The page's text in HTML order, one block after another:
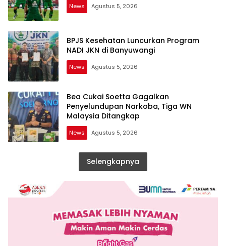
News Agustus 5, 2026
BPJS Kesehatan Luncurkan Program
NADI JKN di Banyuwangi
News Agustus 5, 2026
Bea Cukai Soetta Gagalkan
Penyelundupan Narkoba, Tiga WN
Malaysia Ditangkap
News Agustus 5, 2026
Selengkapnya